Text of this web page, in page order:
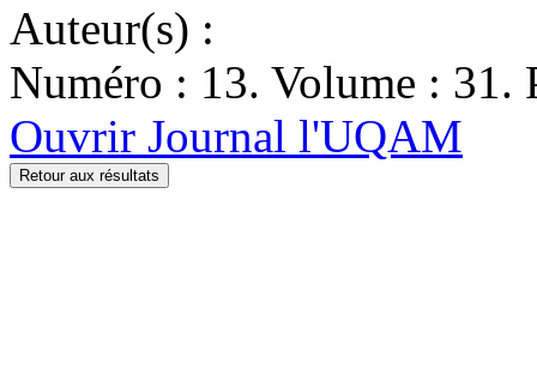
Auteur(s) :
Numéro : 13. Volume : 31.
Ouvrir Journal l'UQAM
Retour aux résultats